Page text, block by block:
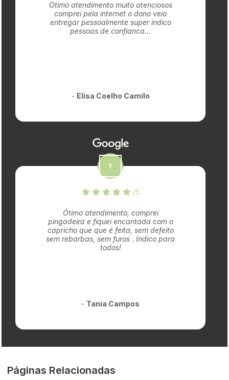
Otimo atendimento muito atenciosos
comprei pela internet o dono veio
entregar pessoalmente super indico
pessoas de confianca...
- Elisa Coelho Camilo
/5
Ótimo atendimento, comprei
pingadeira e fiquei encantada com o
capricho que que é feita, sem defeito
sem rebarbas, sem furos . Indico para
todos!
- Tania Campos
Páginas Relacionadas